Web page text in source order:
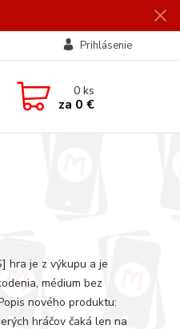
Prihlásenie
0ks
za 0 €
hra je z výkupu a je
médium bez
nového produktu:
hráčov čaká len na